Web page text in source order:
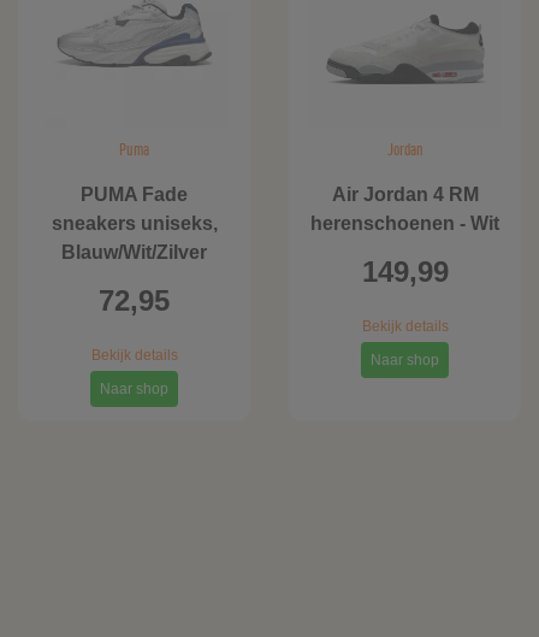
Puma
PUMA Fade
sneakers uniseks,
Blauw/Wit/Zilver
72,95
Bekijk details
Naar shop
Jordan
Air Jordan 4 RM
herenschoenen - Wit
149,99
Bekijk details
Naar shop